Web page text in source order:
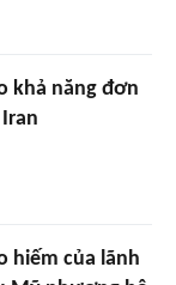
khả năng đơn
hiếm của lãnh